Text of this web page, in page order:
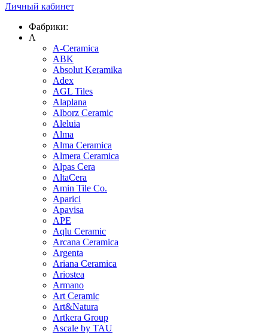
Личный кабинет
Фабрики:
A
A-Ceramica
ABK
Absolut Keramika
Adex
AGL Tiles
Alaplana
Alborz Ceramic
Aleluia
Alma
Alma Ceramica
Almera Ceramica
Alpas Cera
AltaCera
Amin Tile Co.
Aparici
Apavisa
APE
Aqlu Ceramic
Arcana Ceramica
Argenta
Ariana Ceramica
Ariostea
Armano
Art Ceramic
Art&Natura
Artkera Group
Ascale by TAU